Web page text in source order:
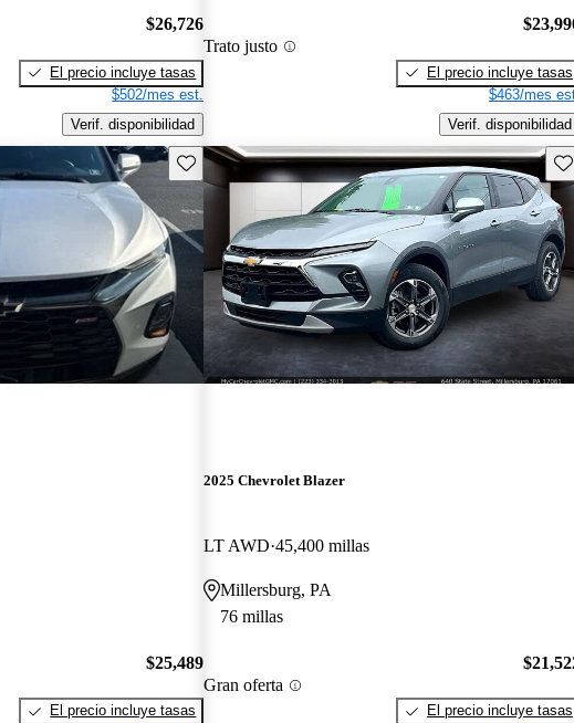
$26,726
El precio incluye tasas
$502/mes est.
Verif. disponibilidad
Trato justo
El precio incluye tasas
$463/mes
Verif. disponibilidad
Guarda este Aviso
$25,489
El precio incluye tasas
2025 Chevrolet Blazer
LT AWD 45,400 millas
Millersburg, PA
76 millas
Gran oferta
El precio incluye tasas